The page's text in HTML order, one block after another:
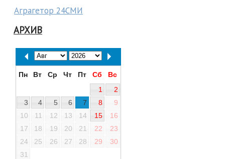
Аграгетор 24СМИ
АРХИВ
Пн Вт Ср Чт Пт Сб
Вс
1
2
3
4 5 6 7 8
9
10
11 12 13 14 15
16
17
18 19 20 21 22
23
24
25 26 27 28 29
30
31